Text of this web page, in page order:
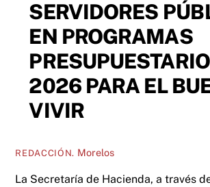
SERVIDORES
EN PROGRAMAS
2026 PARA EL
VIVIR
REDACCIÓN. Morelos
La Secretaría de Hacienda, a través